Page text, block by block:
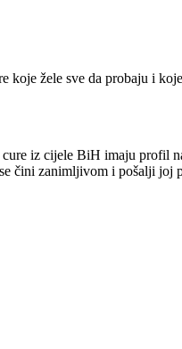
žele sve da probaju i
iz cijele BiH imaju profil
čini zanimljivom i pošalji joj